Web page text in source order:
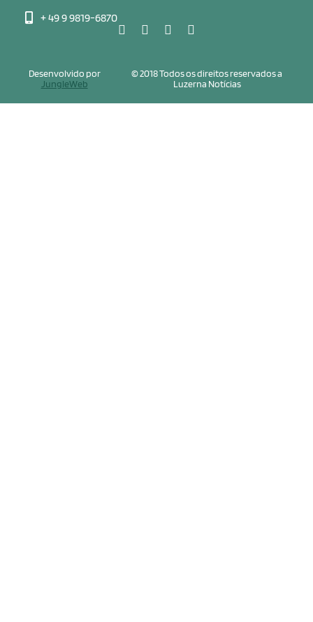
+ 49 9 9819-6870
© 2018 Todos os direitos reservados a
Luzerna Notícias
Desenvolvido por
JungleWeb